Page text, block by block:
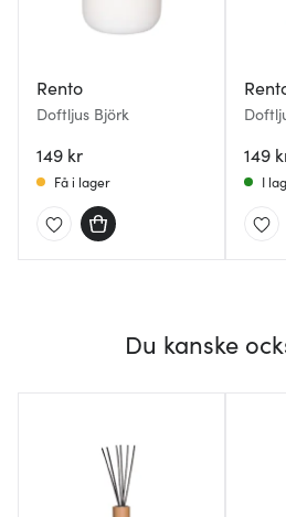
Rento
Doftljus Björk
149 kr
Få i lager
149
I
Du kanske